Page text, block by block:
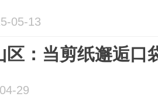
05-13
区：当剪纸邂逅口
29